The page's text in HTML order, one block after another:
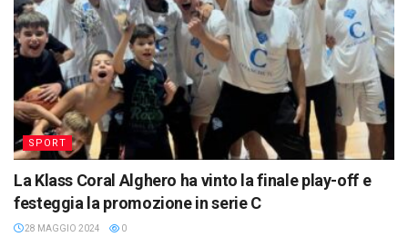
SPORT
La Klass Coral Alghero ha vinto la finale play-off e
festeggia la promozione in serie C
28 MAGGIO 2024 0